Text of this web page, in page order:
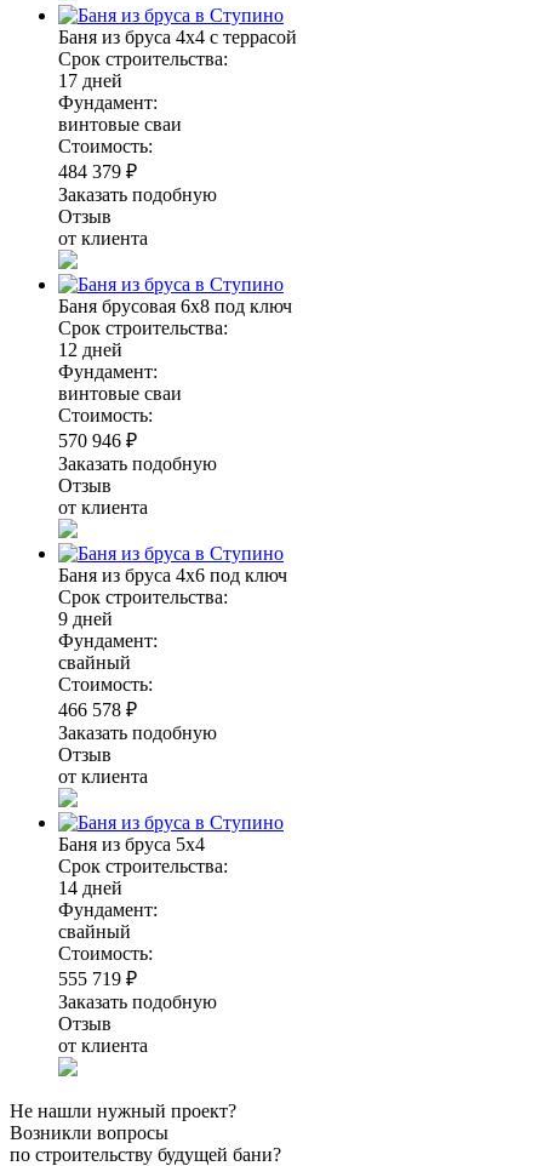
Баня из бруса 4х4 с террасой
Срок строительства:
17 дней
Фундамент:
винтовые сваи
Стоимость:
484 379 ₽
Заказать подобную
Отзыв
от клиента
Баня брусовая 6х8 под ключ
Срок строительства:
12 дней
Фундамент:
винтовые сваи
Стоимость:
570 946 ₽
Заказать подобную
Отзыв
от клиента
Баня из бруса 4х6 под ключ
Срок строительства:
9 дней
Фундамент:
свайный
Стоимость:
466 578 ₽
Заказать подобную
Отзыв
от клиента
Баня из бруса 5х4
Срок строительства:
14 дней
Фундамент:
свайный
Стоимость:
555 719 ₽
Заказать подобную
Отзыв
от клиента
Не нашли нужный проект?
Возникли вопросы
по строительству будущей бани?